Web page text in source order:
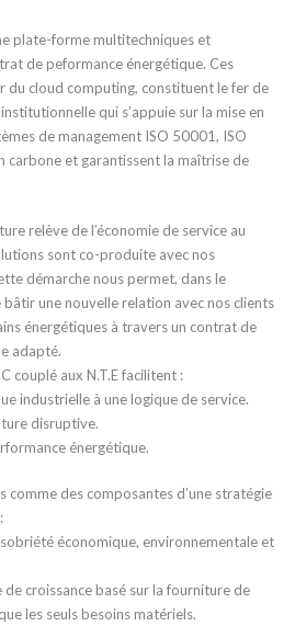
plate-forme multitechniques et
de peformance énergétique. Ces
du cloud computing, constituent le fer de
qui s’appuie sur la mise en
de management ISO 50001, ISO
carbone et garantissent la maîtrise de
relève de l’économie de service au
sont co-produite avec nos
démarche nous permet, dans le
bâtir une nouvelle relation avec nos clients
énergétiques à travers un contrat de
adapté.
couplé aux N.T.E facilitent :
industrielle à une logique de service.
disruptive.
énergétique.
comme des composantes d’une stratégie
économique, environnementale et
de croissance basé sur la fourniture de
les seuls besoins matériels.